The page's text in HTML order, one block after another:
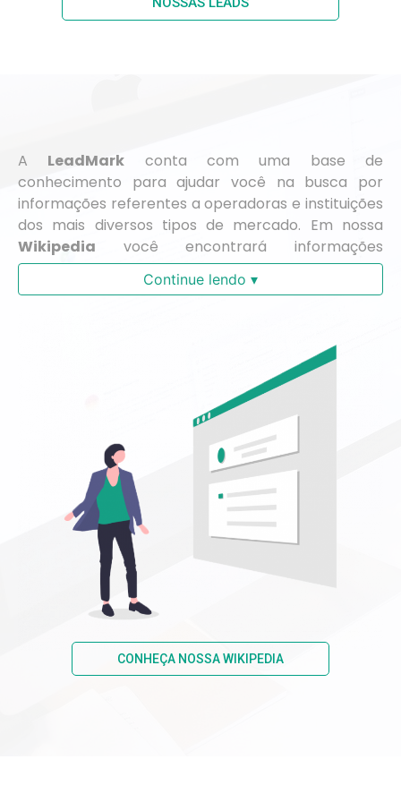
A LeadMark conta com uma base de
conhecimento para ajudar você na busca por
informações referentes a operadoras e instituições
dos mais diversos tipos de mercado. Em nossa
Wikipedia você encontrará informações
separadas por região, facilitando a sua busca.
Precisou do número do telefone de uma
Acesse nossa sessão Wiki e fique bem informado.
Continue lendo ▾
CONHEÇA NOSSA WIKIPEDIA